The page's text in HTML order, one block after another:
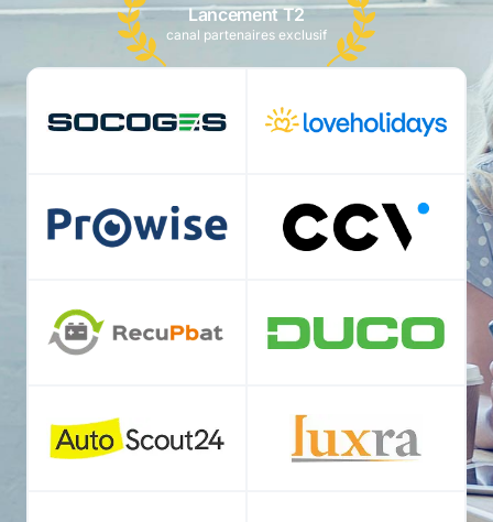
Lancement T2
canal partenaires exclusif